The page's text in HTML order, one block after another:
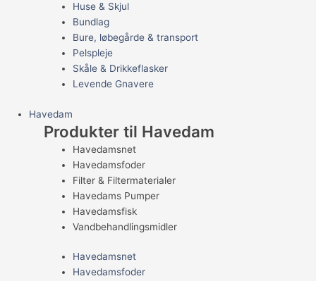
Huse & Skjul
Bundlag
Bure, løbegårde & transport
Pelspleje
Skåle & Drikkeflasker
Levende Gnavere
Havedam
Produkter til Havedam
Havedamsnet
Havedamsfoder
Filter & Filtermaterialer
Havedams Pumper
Havedamsfisk
Vandbehandlingsmidler
Havedamsnet
Havedamsfoder